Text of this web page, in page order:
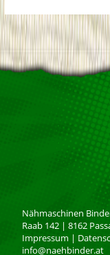
Nähmaschinen
Raab 142 |8162
Impressum |
info@naehbinder.at